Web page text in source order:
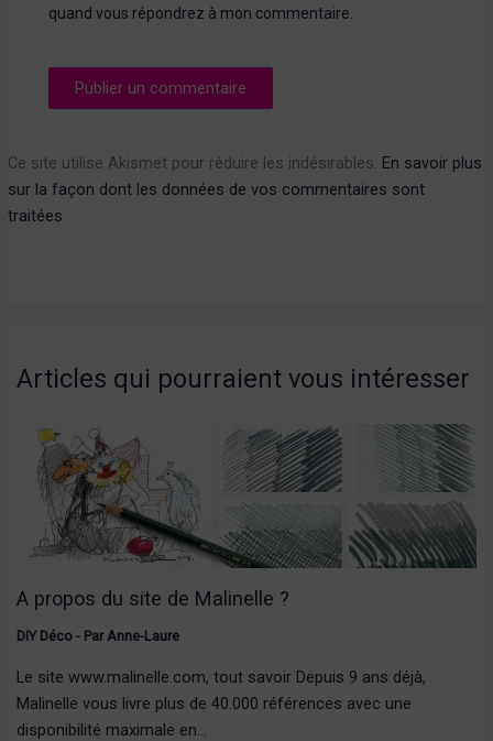
quand vous répondrez à mon commentaire.
Ce site utilise Akismet pour réduire les indésirables. En savoir plus
sur la façon dont les données de vos commentaires sont
traitées.
Articles qui pourraient vous intéresser
A propos du site de Malinelle ?
DIY Déco- ParAnne-Laure
Le site www.malinelle.com, tout savoir Depuis 9 ans déjà,
Malinelle vous livre plus de 40.000 références avec une
disponibilité maximale en…